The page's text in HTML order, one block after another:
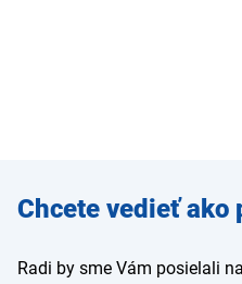
Zadajte
e-mail
Chcete vedieť ako
Radi by sme Vám posielali